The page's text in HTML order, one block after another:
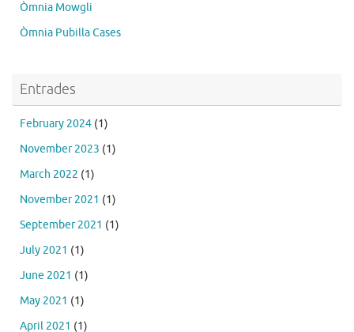
Òmnia Mowgli
Òmnia Pubilla Cases
Entrades
February 2024 (1)
November 2023 (1)
March 2022 (1)
November 2021 (1)
September 2021 (1)
July 2021 (1)
June 2021 (1)
May 2021 (1)
April 2021 (1)